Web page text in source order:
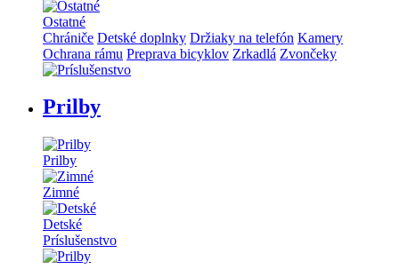
Ostatné
Chrániče Detské doplnky Držiaky na telefón Kamery
Ochrana rámu Preprava bicyklov Zrkadlá Zvončeky
Prilby
Prilby
Zimné
Detské
Príslušenstvo